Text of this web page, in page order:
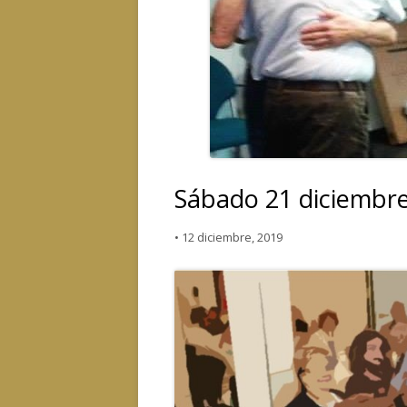
Sábado 21
• 12 diciembre, 2019